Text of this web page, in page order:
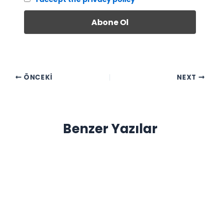
ÖNCEKI NEXT
Benzer Yazılar